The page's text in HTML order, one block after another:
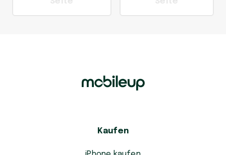
Kaufen